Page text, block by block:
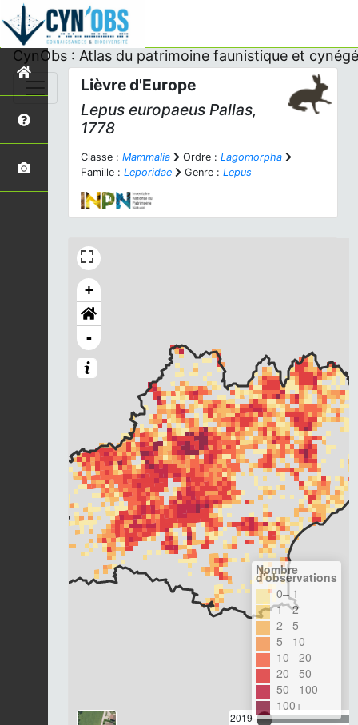
CynObs : Atlas du patrimoine faunistique et
Lièvre d'Europe
Lepus europaeus Pallas,
1778
Classe : Mammalia Ordre : Lagomorpha
Famille : Leporidae Genre : Lepus
+
-
2019
Nombre
d'observations
0– 1
1– 2
2– 5
5– 10
10– 20
20– 50
50– 100
100+